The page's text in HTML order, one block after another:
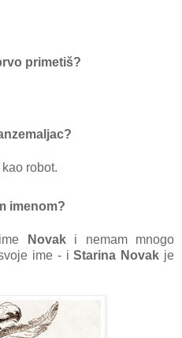
primetiš?
robot.
imenom?
Novaki nemam mnogo
ime - iStarina Novak je